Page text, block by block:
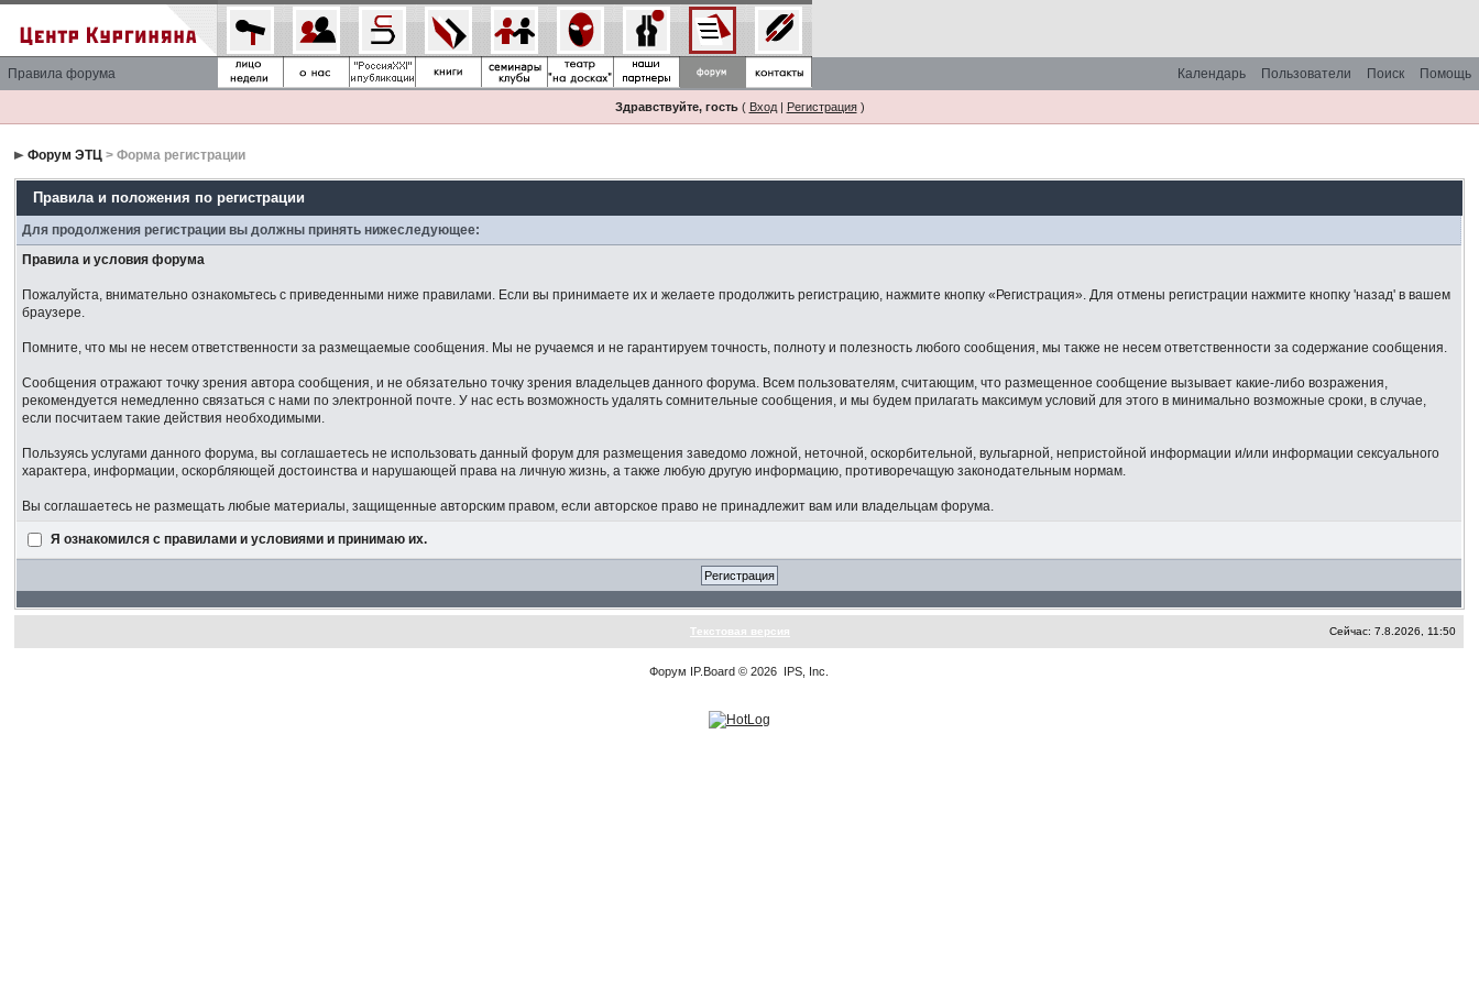
Правила форума Помощь
Поиск
Пользователи
Календарь
Здравствуйте, гость( Вход| Регистрация)
Форум ЭТЦ > Форма регистрации
Правила и положения по регистрации
Для продолжения регистрации вы должны принять нижеследующее:
Правила и условия форума
Пожалуйста, внимательно ознакомьтесь с приведенными ниже правилами. Если вы принимаете их и желаете продолжить регистрацию, нажмите кнопку «Регистрация». Для отмены регистрации нажмите кнопку 'назад' в вашем
браузере.
Помните, что мы не несем ответственности за размещаемые сообщения. Мы не ручаемся и не гарантируем точность, полноту и полезность любого сообщения, мы также не несем ответственности за содержание сообщения.
Сообщения отражают точку зрения автора сообщения, и не обязательно точку зрения владельцев данного форума. Всем пользователям, считающим, что размещенное сообщение вызывает какие-либо возражения,
рекомендуется немедленно связаться с нами по электронной почте. У нас есть возможность удалять сомнительные сообщения, и мы будем прилагать максимум условий для этого в минимально возможные сроки, в случае,
если посчитаем такие действия необходимыми.
Пользуясь услугами данного форума, вы соглашаетесь не использовать данный форум для размещения заведомо ложной, неточной, оскорбительной, вульгарной, непристойной информации и/или информации сексуального
характера, информации, оскорбляющей достоинства и нарушающей права на личную жизнь, а также любую другую информацию, противоречащую законодательным нормам.
Вы соглашаетесь не размещать любые материалы, защищенные авторским правом, если авторское право не принадлежит вам или владельцам форума.
Я ознакомился с правилами и условиями и принимаю их.
Текстовая версия Сейчас: 7.8.2026, 11:50
Форум IP.Board © 2026 IPS, Inc